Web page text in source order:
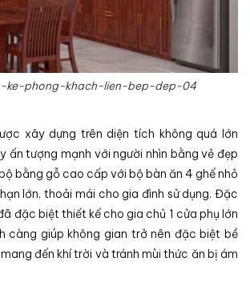
ke-phong-khach-lien-bep-dep-04
xây dựng trên diện tích không quá lớn
ấn tượng mạnh với người nhìn bằng vẻ đẹp
bằng gỗ cao cấp với bộ bàn ăn 4 ghế nhỏ
lớn, thoải mái cho gia đình sử dụng. Đặc
đặc biệt thiết kế cho gia chủ 1 cửa phụ lớn
càng giúp không gian trở nên đặc biệt bề
đến khí trời và tránh mùi thức ăn bị ám